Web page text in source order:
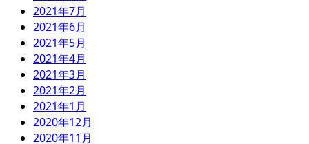
2021年7月
2021年6月
2021年5月
2021年4月
2021年3月
2021年2月
2021年1月
2020年12月
2020年11月